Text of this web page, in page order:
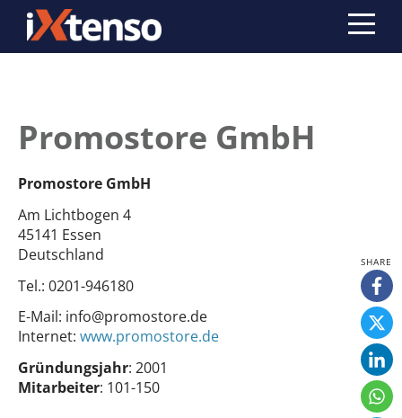
Promostore GmbH
Promostore GmbH
Am Lichtbogen 4
45141 Essen
Deutschland
Tel.: 0201-946180
E-Mail: info@promostore.de
Internet: www.promostore.de
Gründungsjahr: 2001
Mitarbeiter: 101-150